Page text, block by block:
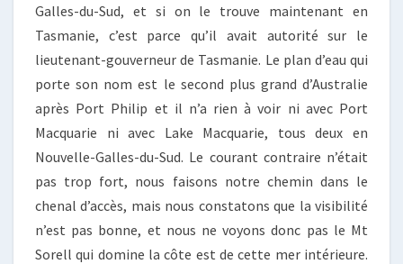
Galles-du-Sud, et si on le trouve maintenant en
Tasmanie, c’est parce qu’il avait autorité sur le
lieutenant-gouverneur de Tasmanie. Le plan d’eau qui
porte son nom est le second plus grand d’Australie
après Port Philip et il n’a rien à voir ni avec Port
Macquarie ni avec Lake Macquarie, tous deux en
Nouvelle-Galles-du-Sud. Le courant contraire n’était
pas trop fort, nous faisons notre chemin dans le
chenal d’accès, mais nous constatons que la visibilité
n’est pas bonne, et nous ne voyons donc pas le Mt
Sorell qui domine la côte est de cette mer intérieure.